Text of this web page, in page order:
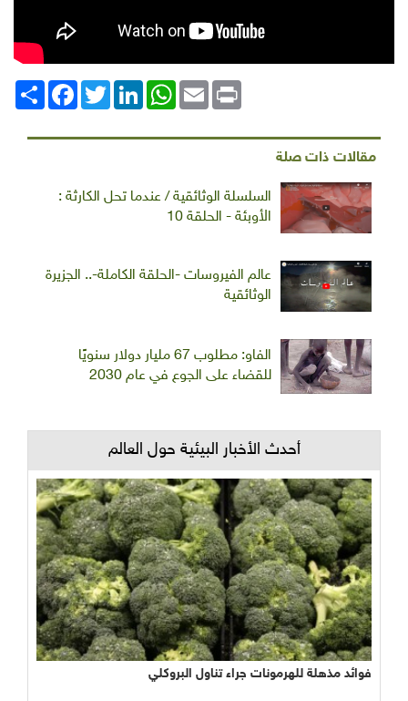
انشر
FacebookTwitterLinkedIn
WhatsAppEmail Print
مقالات ذات صلة
السلسلة الوثائقية / عندما تحل الكارثة :
الأوبئة - الحلقة 10
عالم الفيروسات -الحلقة الكاملة-.. الجزيرة
الوثائقية
الفاو: مطلوب 67 مليار دولار سنويًا
للقضاء على الجوع في عام 2030
أحدث الأخبار البيئية حول العالم
فوائد مذهلة للهرمونات جراء تناول البروكلي